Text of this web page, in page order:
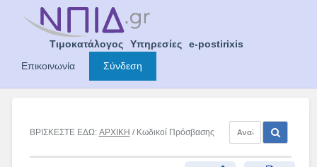
Τιμοκατάλογος Υπηρεσίες
e-postirixis
Επικοινωνία
Σύνδεση
ΒΡΙΣΚΕΣΤΕ ΕΔΩ: ΑΡΧΙΚΗ / Κωδικοί Πρόσβασης